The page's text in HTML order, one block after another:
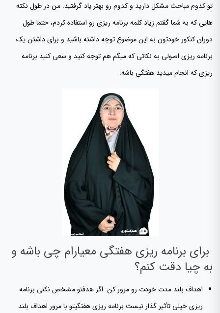
تو کدوم مباحث مشکل دارید و کدوم رو بهتر یاد گرفتید. من در طول نکته
هایی که به شما گفتم زیاد کلمه برنامه ریزی رو استفاده کردم، حتما طول
دوران کنکور خودتون به این موضوع توجه داشته باشید و برای داشتن یک
برنامه ریزی اصولی به نکاتی که میگم هم توجه کنید و سعی کنید برنامه
ریزی که انجام میدید هفتگی باشه.
برای برنامه ریزی هفتگی معیارام چی باشه و
به چیا دقت کنم؟
اهداف بلند مدت خودت رو مرور کن: اگر هدفتو مشخص نکنی برنامه
ریزی خیلی تأثیر گذار نیست برنامه ریزی هفتگیتو با مرور اهداف بلند